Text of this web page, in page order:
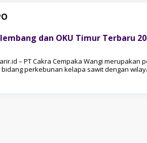
dan OKU Timur Terbaru
– PT Cakra Cempaka Wangi merupakan
perkebunan kelapa sawit dengan